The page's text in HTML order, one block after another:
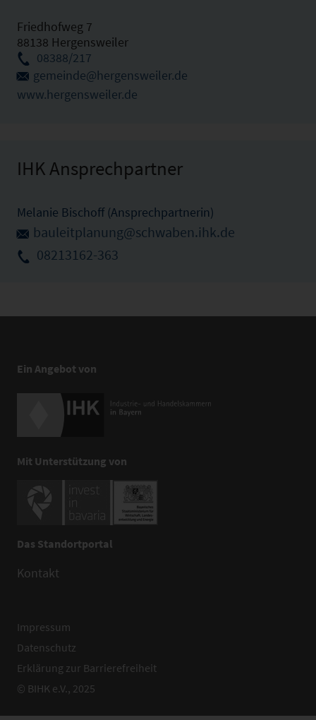
Friedhofweg 7
88138 Hergensweiler
08388/217
gemeinde@hergensweiler.de
www.hergensweiler.de
IHK Ansprechpartner
Melanie Bischoff (Ansprechpartnerin)
bauleitplanung@schwaben.ihk.de
08213162-363
Ein Angebot von
Mit Unterstützung von
Das Standortportal
Kontakt
Impressum
Datenschutz
Erklärung zur Barrierefreiheit
© BIHK e.V., 2025